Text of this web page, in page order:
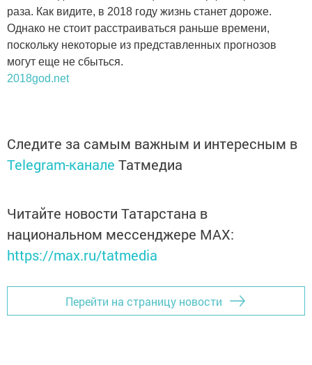
раза. Как видите, в 2018 году жизнь станет дороже.
Однако не стоит расстраиваться раньше времени,
поскольку некоторые из представленных прогнозов
могут еще не сбыться.
2018god.net
Следите за самым важным и интересным в
Telegram-канале Татмедиа
Читайте новости Татарстана в
национальном мессенджере MАХ:
https://max.ru/tatmedia
Перейти на страницу новости